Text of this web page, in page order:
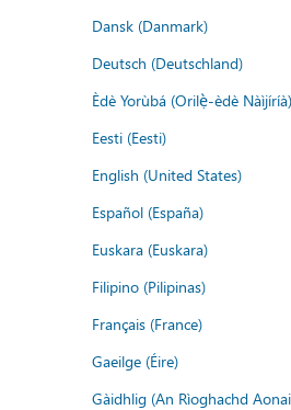
Dansk (Danmark)
Deutsch (Deutschland)
Èdè Yorùbá (Orilẹ̀-èdè Nàìjíríà)
Eesti (Eesti)
English (United States)
Español (España)
Euskara (Euskara)
Filipino (Pilipinas)
Français (France)
Gaeilge (Éire)
Gàidhlig (An Rìoghachd